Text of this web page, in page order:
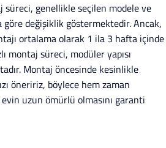
genellikle seçilen modele ve
göre değişiklik göstermektedir. Ancak,
ortalama olarak 1 ila 3 hafta içinde
montaj süreci, modüler yapısı
Montaj öncesinde kesinlikle
öneririz, böylece hem zaman
uzun ömürlü olmasını garanti